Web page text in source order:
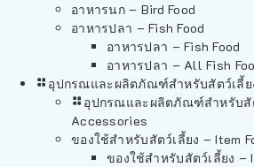
อาหารนก – Bird Food
อาหารปลา – Fish Food
อาหารปลา – Fish Food
อาหารปลา – All Fish
อุปกรณและผลิตภัณฑ์สำหรับสัตว์เลี้ย
อุปกรณและผลิตภัณฑ์สำหรับสั
Accessories
ของใช้สำหรับสัตว์เลี้ยง – Item
ของใช้สำหรับสัตว์เลี้ยง –